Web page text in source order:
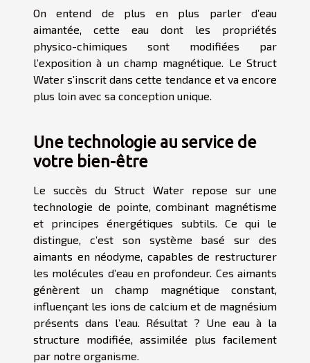
On entend de plus en plus parler d’eau
aimantée, cette eau dont les propriétés
physico-chimiques sont modifiées par
l’exposition à un champ magnétique. Le Struct
Water s’inscrit dans cette tendance et va encore
plus loin avec sa conception unique.
Une technologie au service de
votre bien-être
Le succès du Struct Water repose sur une
technologie de pointe,combinant magnétisme
et principes énergétiques subtils . Ce qui le
distingue, c’est son système basé sur des
aimants en néodyme, capables de restructurer
les molécules d’eau en profondeur. Ces aimants
génèrent un champ magnétique constant,
influençant les ions de calcium et de magnésium
présents dans l’eau. Résultat ? Une eau à la
structure modifiée, assimilée plus facilement
par notre organisme.